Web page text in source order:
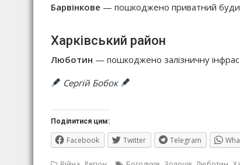
Барвінкове — пошкоджено приватний
Харківський район
Люботин — пошкоджено залізничну
Сергій Бобок
Поділитися цим:
Facebook Twitter Telegram